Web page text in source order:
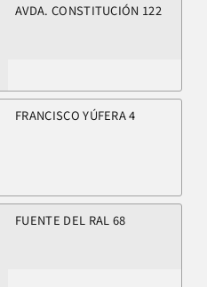
AVDA. CONSTITUCIÓN 122
FRANCISCO YÚFERA 4
FUENTE DEL RAL 68